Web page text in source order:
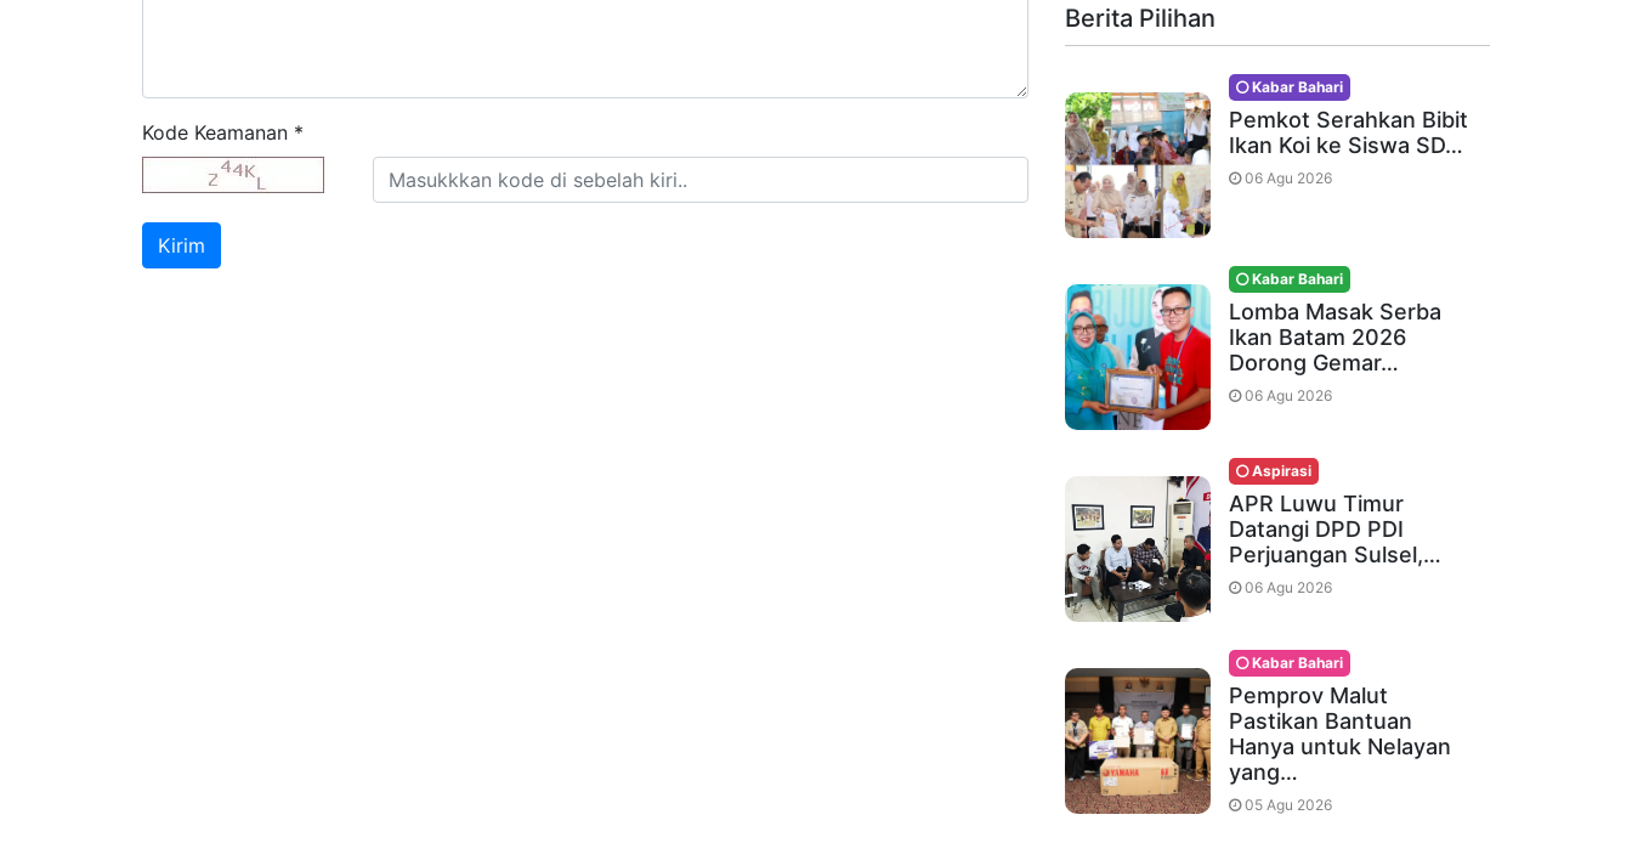
Kode Keamanan *
Berita Pilihan
Kabar Bahari
Pemkot Serahkan Bibit
Ikan Koi ke Siswa SD…
06 Agu 2026
Kabar Bahari
Lomba Masak Serba
Ikan Batam 2026
Dorong Gemar…
06 Agu 2026
Aspirasi
APR Luwu Timur
Datangi DPD PDI
Perjuangan Sulsel,…
06 Agu 2026
Kabar Bahari
Pemprov Malut
Pastikan Bantuan
Hanya untuk Nelayan
yang…
05 Agu 2026